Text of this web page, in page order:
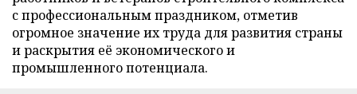
с профессиональным праздником, отметив
огромное значение их труда для развития страны
и раскрытия её экономического и
промышленного потенциала.